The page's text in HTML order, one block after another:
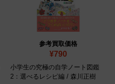
参考買取価格
¥790
小学生の究極の自学ノート図鑑
2：選べるレシピ編 / 森川正樹